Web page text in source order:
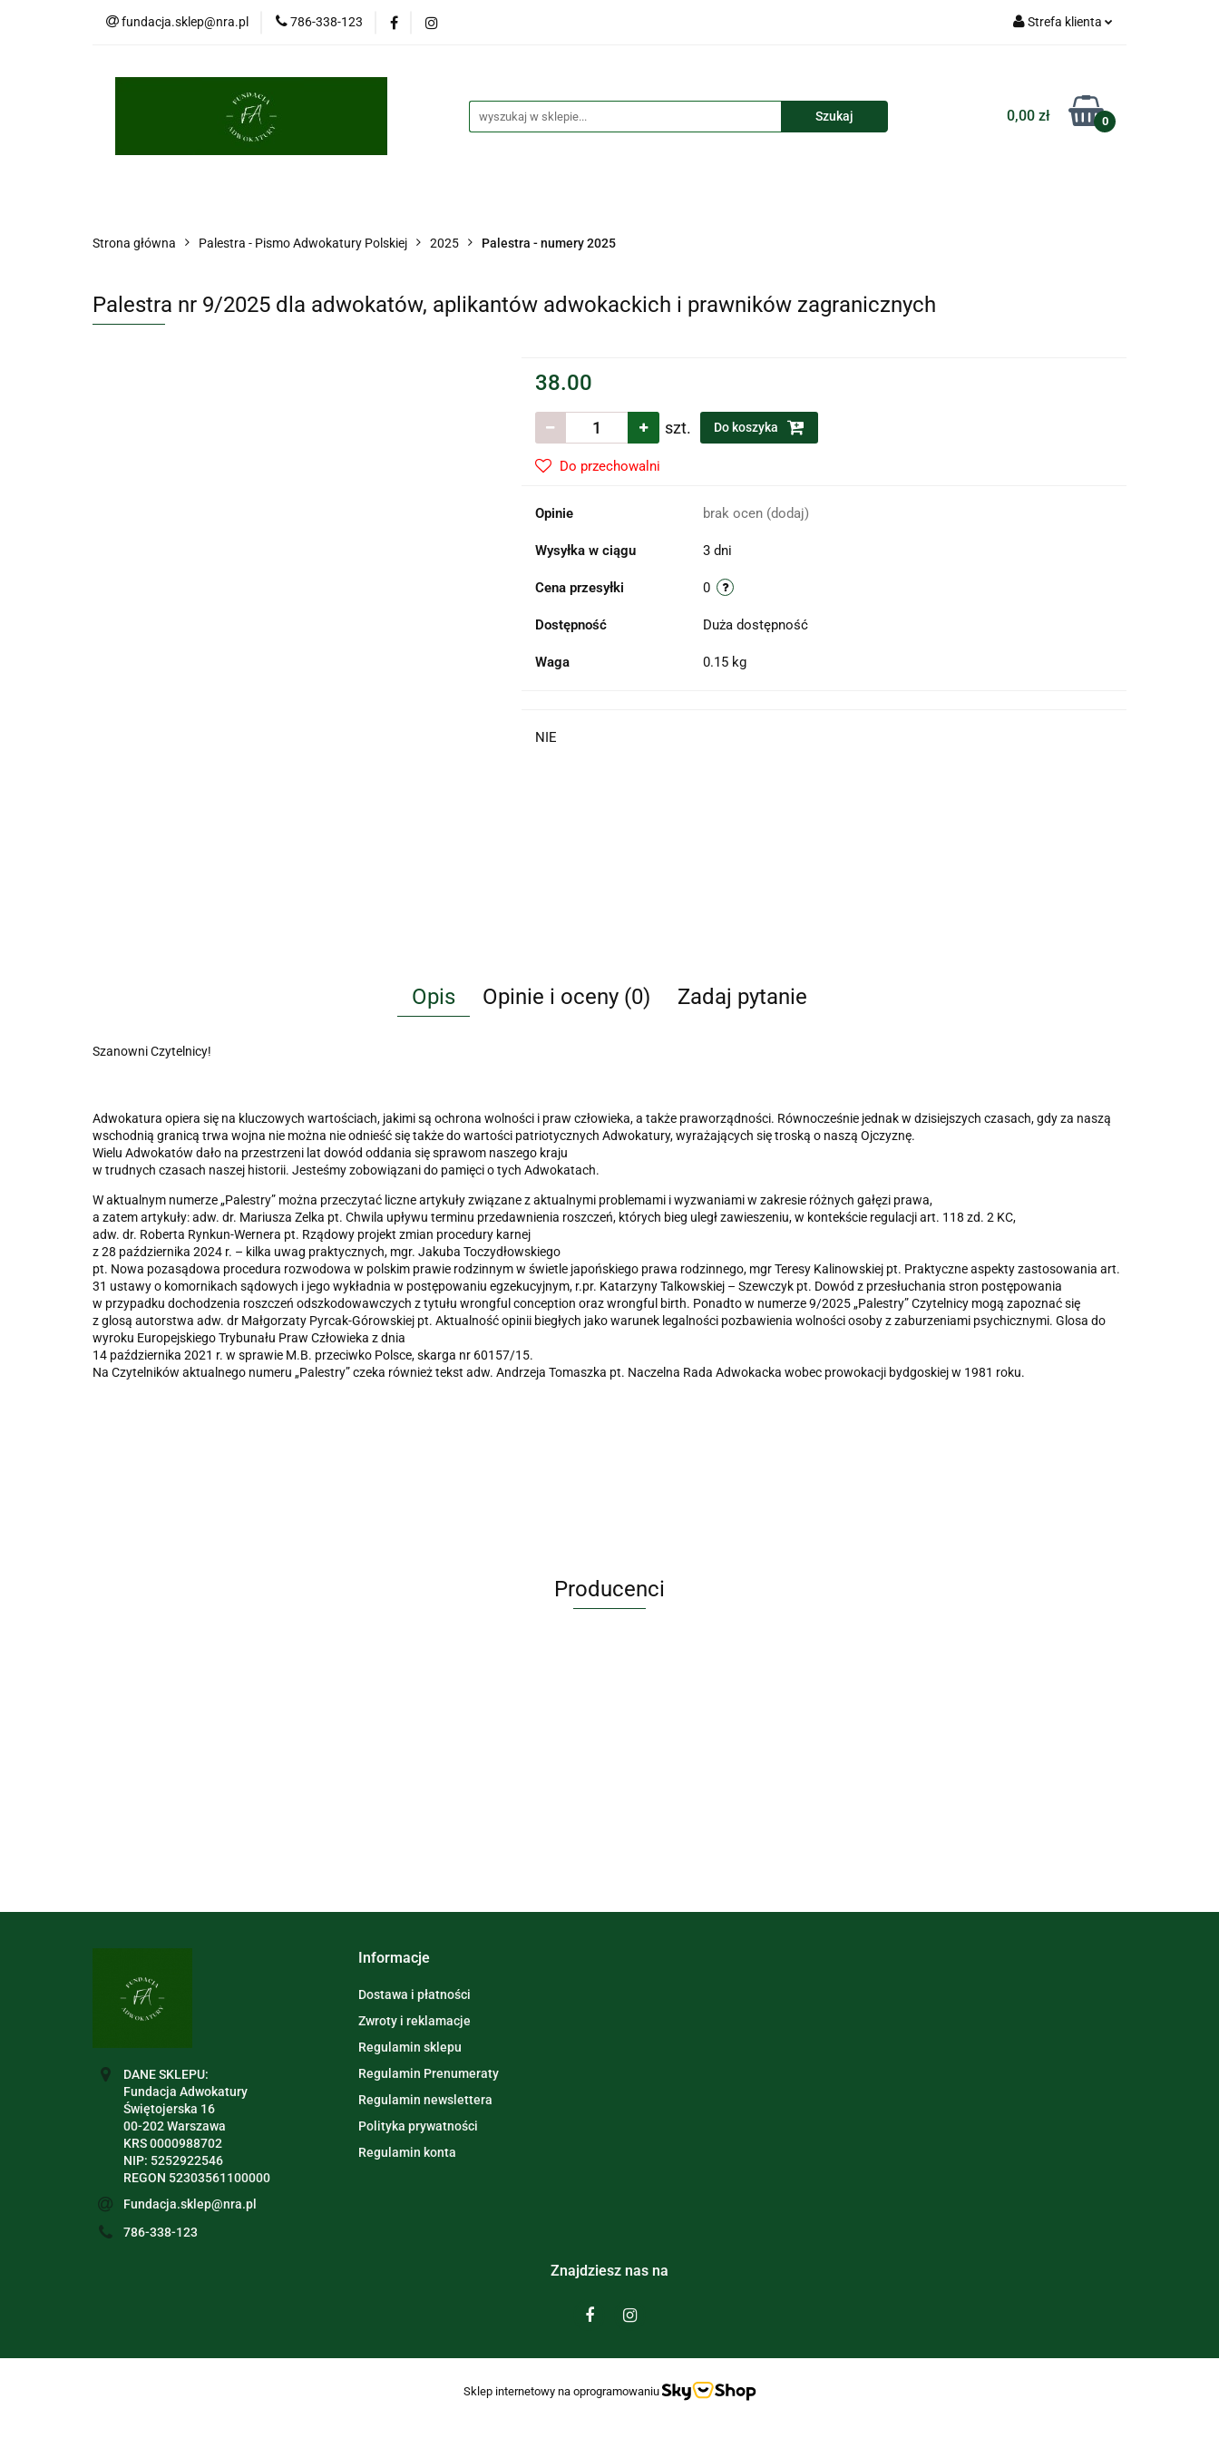
fundacja.sklep@nra.pl 786-338-123 Strefa klienta
Zarejestruj się
Dodaj zgłoszenie
0,00 zł 0
Palestra Porcelana
Strona główna Palestra - Pismo Adwokatury Polskiej 2025 Palestra - numery 2025
Palestra nr 9/2025 dla adwokatów, aplikantów adwokackich i prawników zagranicznych
38.00
szt. Do koszyka
Do przechowalni
Opinie brak ocen (dodaj)
Wysyłka w ciągu 3 dni
Cena przesyłki 0
Dostępność Duża dostępność
Waga 0.15 kg
NIE
Opis Opinie i oceny (0) Zadaj pytanie
Szanowni Czytelnicy!
Adwokatura opiera się na kluczowych wartościach, jakimi są ochrona wolności i praw człowieka, a także praworządności. Równocześnie jednak w dzisiejszych czasach, gdy za naszą
wschodnią granicą trwa wojna nie można nie odnieść się także do wartości patriotycznych Adwokatury, wyrażających się troską o naszą Ojczyznę.
Wielu Adwokatów dało na przestrzeni lat dowód oddania się sprawom naszego kraju
w trudnych czasach naszej historii. Jesteśmy zobowiązani do pamięci o tych Adwokatach.
W aktualnym numerze „Palestry” można przeczytać liczne artykuły związane z aktualnymi problemami i wyzwaniami w zakresie różnych gałęzi prawa,
a zatem artykuły: adw. dr. Mariusza Zelka pt. Chwila upływu terminu przedawnienia roszczeń, których bieg uległ zawieszeniu, w kontekście regulacji art. 118 zd. 2 KC,
adw. dr. Roberta Rynkun-Wernera pt. Rządowy projekt zmian procedury karnej
z 28 października 2024 r. – kilka uwag praktycznych, mgr. Jakuba Toczydłowskiego
pt. Nowa pozasądowa procedura rozwodowa w polskim prawie rodzinnym w świetle japońskiego prawa rodzinnego, mgr Teresy Kalinowskiej pt. Praktyczne aspekty zastosowania art.
31 ustawy o komornikach sądowych i jego wykładnia w postępowaniu egzekucyjnym, r.pr. Katarzyny Talkowskiej – Szewczyk pt. Dowód z przesłuchania stron postępowania
w przypadku dochodzenia roszczeń odszkodowawczych z tytułu wrongful conception oraz wrongful birth. Ponadto w numerze 9/2025 „Palestry” Czytelnicy mogą zapoznać się
z glosą autorstwa adw. dr Małgorzaty Pyrcak-Górowskiej pt. Aktualność opinii biegłych jako warunek legalności pozbawienia wolności osoby z zaburzeniami psychicznymi. Glosa do
wyroku Europejskiego Trybunału Praw Człowieka z dnia
14 października 2021 r. w sprawie M.B. przeciwko Polsce, skarga nr 60157/15.
Na Czytelników aktualnego numeru „Palestry” czeka również tekst adw. Andrzeja Tomaszka pt. Naczelna Rada Adwokacka wobec prowokacji bydgoskiej w 1981 roku.
Producenci
DANE SKLEPU:
Fundacja Adwokatury
Świętojerska 16
00-202 Warszawa
KRS 0000988702
NIP: 5252922546
REGON 52303561100000
Fundacja.sklep@nra.pl
786-338-123
Informacje
Dostawa i płatności
Zwroty i reklamacje
Regulamin sklepu
Regulamin Prenumeraty
Regulamin newslettera
Polityka prywatności
Regulamin konta
Znajdziesz nas na
Sklep internetowy na oprogramowaniu